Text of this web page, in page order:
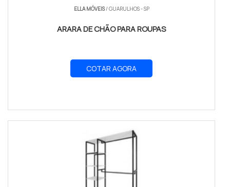
ELLA MÓVEIS/ GUARULHOS - SP
ARARA DE CHÃO PARA ROUPAS
COTAR AGORA